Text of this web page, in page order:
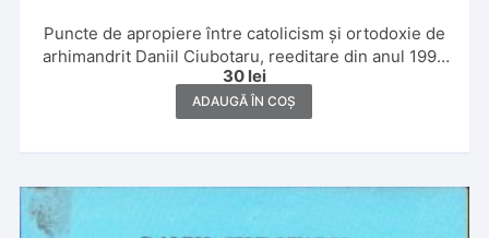
Puncte de apropiere între catolicism și ortodoxie de
arhimandrit Daniil Ciubotaru, reeditare din anul 1999
a lucrării sale din 1945, Casa de editură Unitas a
călugărilor bazilieni, Cluj-Napoca
30 lei
ADAUGĂ ÎN COȘ